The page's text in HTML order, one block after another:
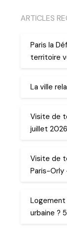
ARTICLES
Paris la
territoire
La ville
Visite de
juillet 2026
Visite de
Paris-Orly
Logement
urbaine ?